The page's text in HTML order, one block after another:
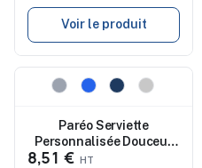
Voir le produit
Nouveau
Paréo Serviette
Personnalisée Douceur
pas cher - Harlow
8,51 €